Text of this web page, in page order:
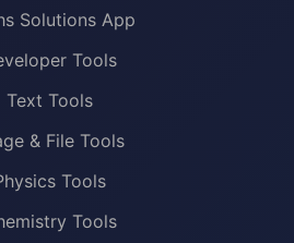
Solutions App
Tools
Text Tools
& File Tools
Tools
Tools